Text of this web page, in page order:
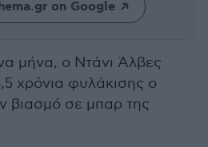
on Google
μήνα, ο Ντάνι Άλβες
χρόνια φυλάκισης ο
βιασμό σε μπαρ της